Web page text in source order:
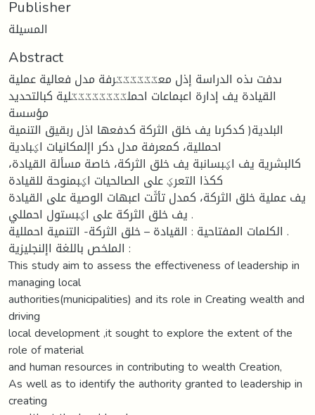
Publisher
المسيلة
Abstract
ىدفت ىذه الدراسة إذل معػػػػػػرفة مدل فعالية عملية
القيادة يف إدارة اعبماعات احملػػػػػػػػلية كبالتحديد
مؤسسة
البلدية( كدكرىا يف خلق الثركة كدفعها اذل ربقيق التنمية
احمللية، كمعرفة مدل دكر اإلمكانيات اؼبادية
كالبشرية يف اؼبسانبة يف خلق الثركة، خاصة مسألة القيادة،
ككذا التعرؼ على الصالحيات اؼبمنوحة للقيادة
يف عملية خلق الثركة، كمدل تأثَت اعبهات الوصية على القيادة
يف خلق الثركة على اؼبستول احمللي .
الكلمات المفتاحية : القيادة – خلق الثركة- التنمية احمللية .
الملخص باللغة اإلنجليزية :
This study aim to assess the effectiveness of leadership in
managing local
authorities(municipalities) and its role in Creating wealth and
driving
local development ,it sought to explore the extent of the
role of material
and human resources in contributing to wealth Creation,
As well as to identify the authority granted to leadership in
creating